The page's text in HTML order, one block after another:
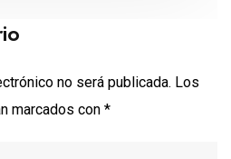
no será publicada. Los
marcados con *